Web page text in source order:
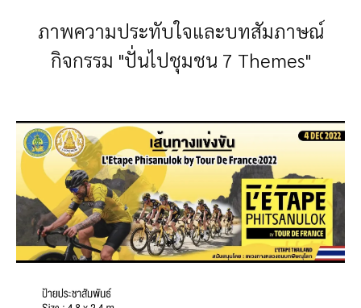
ภาพความประทับใจและบทสัมภาษณ์
กิจกรรม "ปั่นไปชุมชน 7 Themes"